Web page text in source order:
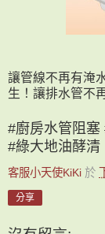
讓管線不再有淹
生！讓排水管不
#廚房水管阻塞
#綠大地油酵清
客服小天使KiKi 於
分享